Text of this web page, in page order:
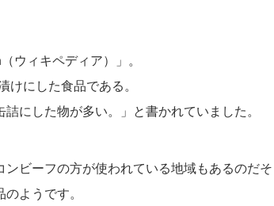
ウィキペディア）」。
にした食品である。
にした物が多い。」と書かれていました。
ビーフの方が使われている地域もあるのだそ
ようです。